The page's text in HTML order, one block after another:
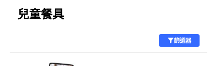
兒童餐具
篩選器